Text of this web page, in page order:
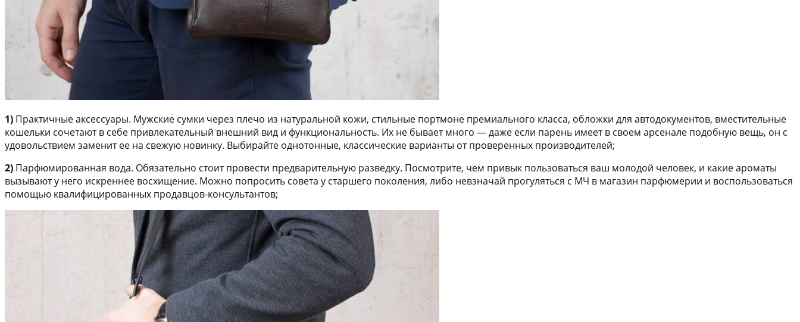
1) Практичные аксессуары. Мужские сумки через плечо из натуральной кожи, стильные портмоне премиального класса, обложки для автодокументов, вместительные
кошельки сочетают в себе привлекательный внешний вид и функциональность. Их не бывает много — даже если парень имеет в своем арсенале подобную вещь, он с
удовольствием заменит ее на свежую новинку. Выбирайте однотонные, классические варианты от проверенных производителей;
2) Парфюмированная вода. Обязательно стоит провести предварительную разведку. Посмотрите, чем привык пользоваться ваш молодой человек, и какие ароматы
вызывают у него искреннее восхищение. Можно попросить совета у старшего поколения, либо невзначай прогуляться с МЧ в магазин парфюмерии и воспользоваться
помощью квалифицированных продавцов-консультантов;